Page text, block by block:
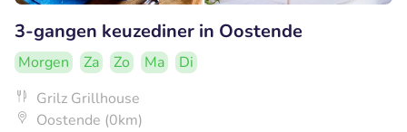
3-gangen keuzediner in Oostende
Morgen Za Zo Ma
Di
Grilz Grillhouse
Oostende (0km)